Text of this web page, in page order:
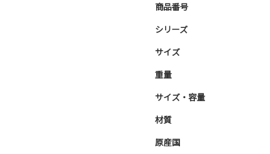
商品番号
シリーズ
サイズ
重量
サイズ・容量
材質
原産国